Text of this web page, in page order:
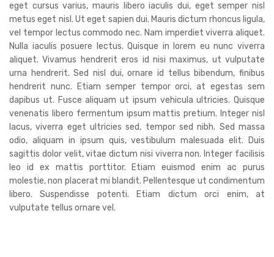
eget cursus varius, mauris libero iaculis dui, eget semper nisl
metus eget nisl. Ut eget sapien dui. Mauris dictum rhoncus ligula,
vel tempor lectus commodo nec. Nam imperdiet viverra aliquet.
Nulla iaculis posuere lectus. Quisque in lorem eu nunc viverra
aliquet. Vivamus hendrerit eros id nisi maximus, ut vulputate
urna hendrerit. Sed nisl dui, ornare id tellus bibendum, finibus
hendrerit nunc. Etiam semper tempor orci, at egestas sem
dapibus ut. Fusce aliquam ut ipsum vehicula ultricies. Quisque
venenatis libero fermentum ipsum mattis pretium. Integer nisl
lacus, viverra eget ultricies sed, tempor sed nibh. Sed massa
odio, aliquam in ipsum quis, vestibulum malesuada elit. Duis
sagittis dolor velit, vitae dictum nisi viverra non. Integer facilisis
leo id ex mattis porttitor. Etiam euismod enim ac purus
molestie, non placerat mi blandit. Pellentesque ut condimentum
libero. Suspendisse potenti. Etiam dictum orci enim, at
vulputate tellus ornare vel.